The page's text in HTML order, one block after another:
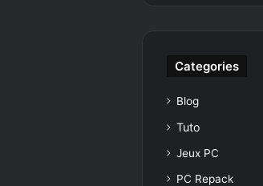
Categories
Blog
Tuto
Jeux PC
PC Repack